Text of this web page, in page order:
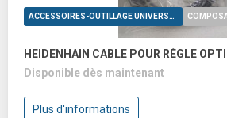
ACCESSOIRES-OUTILLAGE UNIVERSELS
HEIDENHAIN CABLE POUR RÈGLE
Disponible dès maintenant
Plus d'informations